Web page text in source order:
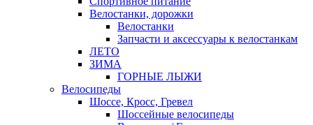
Велостанки, дорожки
Велостанки
Запчасти и аксессуары к велостанкам
ЛЕТО
ЗИМА
ГОРНЫЕ ЛЫЖИ
Велосипеды
Шоссе, Кросс, Гревел
Шоссейные велосипеды